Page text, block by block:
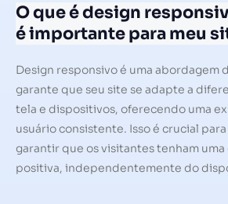
O que é design
é importante para meu
Design responsivo é uma abordagem
garante que seu site se adapte a
tela e dispositivos, oferecendo uma
usuário consistente. Isso é crucial
garantir que os visitantes tenham
positiva, independentemente do